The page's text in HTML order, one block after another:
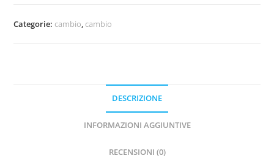
Categorie: cambio, cambio
DESCRIZIONE
INFORMAZIONI AGGIUNTIVE
RECENSIONI (0)